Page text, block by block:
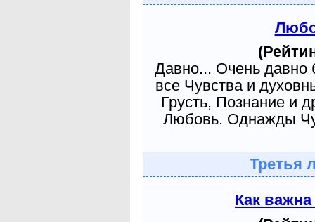
Давно... Очень давно
все Чувства и
Грусть, Познание и
Любовь. Однажды
Третья
Как